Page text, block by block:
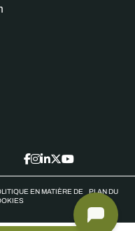
EN MATIÈRE DE PLAN DU